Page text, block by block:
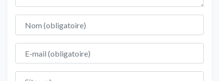
Nom
E-mail
Site web